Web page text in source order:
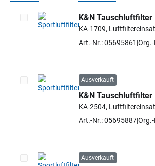
Artikel auswählen
K&N Tauschluftfilter
KA-1709,
Art.-Nr.: 05695861
Artikel auswählen
Ausverkauft
K&N Tauschluftfilter
KA-2504,
Art.-Nr.: 05695887
Ausverkauft